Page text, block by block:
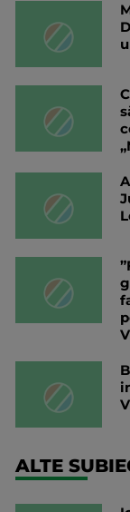
ALTE